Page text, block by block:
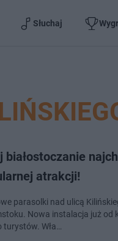
Słuchaj
białostoczanie
atrakcji!
parasolki nad ulicą
Nowa instalacja już od
Wła…